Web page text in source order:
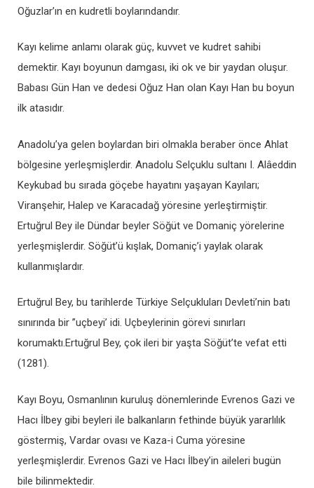
Oğuzlar’ın en kudretli boylarındandır.
Kayı kelime anlamı olarak güç, kuvvet ve kudret sahibi
demektir. Kayı boyunun damgası, iki ok ve bir yaydan oluşur.
Babası Gün Han ve dedesi Oğuz Han olan Kayı Han bu boyun
ilk atasıdır.
Anadolu’ya gelen boylardan biri olmakla beraber önce Ahlat
bölgesine yerleşmişlerdir. Anadolu Selçuklu sultanı I. Alâeddin
Keykubad bu sırada göçebe hayatını yaşayan Kayıları;
Viranşehir, Halep ve Karacadağ yöresine yerleştirmiştir.
Ertuğrul Bey ile Dündar beyler Söğüt ve Domaniç yörelerine
yerleşmişlerdir. Söğüt’ü kışlak, Domaniç’i yaylak olarak
kullanmışlardır.
Ertuğrul Bey, bu tarihlerde Türkiye Selçukluları Devleti’nin batı
sınırında bir ”uçbeyi’ idi. Uçbeylerinin görevi sınırları
korumaktı.Ertuğrul Bey, çok ileri bir yaşta Söğüt’te vefat etti
(1281).
Kayı Boyu, Osmanlının kuruluş dönemlerinde Evrenos Gazi ve
Hacı İlbey gibi beyleri ile balkanların fethinde büyük yararlılık
göstermiş, Vardar ovası ve Kaza-i Cuma yöresine
yerleşmişlerdir. Evrenos Gazi ve Hacı İlbey’in aileleri bugün
bile bilinmektedir.